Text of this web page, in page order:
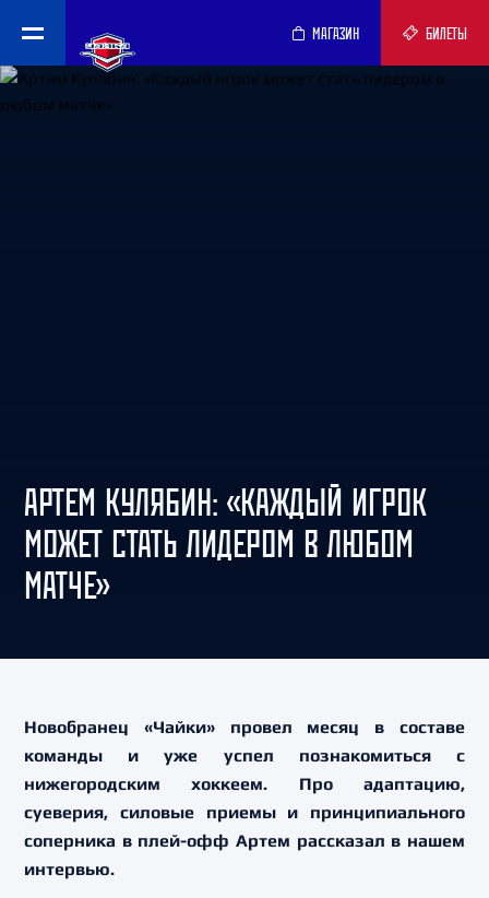
МАГАЗИН БИЛЕТЫ
АРТЕМ КУЛЯБИН: «КАЖДЫЙ ИГРОК
МОЖЕТ СТАТЬ ЛИДЕРОМ В ЛЮБОМ
МАТЧЕ»
Новобранец «Чайки» провел месяц в составе
команды и уже успел познакомиться с
нижегородским хоккеем. Про адаптацию,
суеверия, силовые приемы и принципиального
соперника в плей-офф Артем рассказал в нашем
интервью.